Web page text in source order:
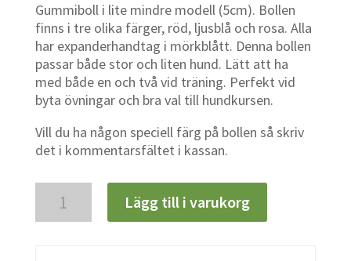
Gummiboll i lite mindre modell (5cm). Bollen
finns i tre olika färger, röd, ljusblå och rosa. Alla
har expanderhandtag i mörkblått. Denna bollen
passar både stor och liten hund. Lätt att ha
med både en och två vid träning. Perfekt vid
byta övningar och bra val till hundkursen.
Vill du ha någon speciell färg på bollen så skriv
det i kommentarsfältet i kassan.
mängd
Lägg till i varukorg